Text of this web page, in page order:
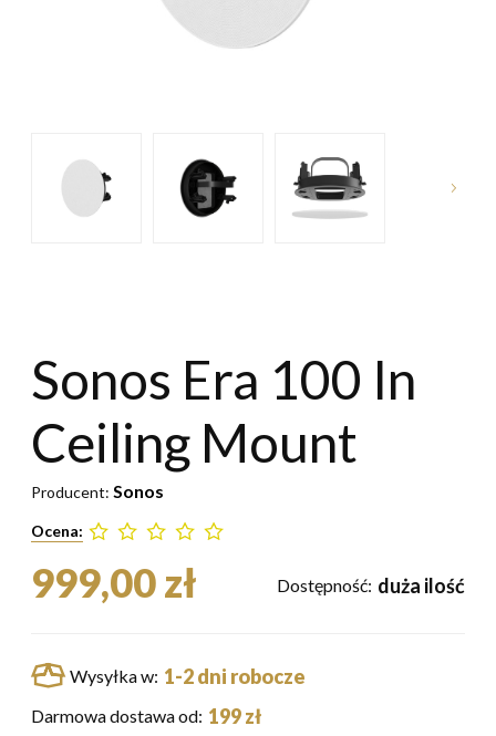
Sonos Era 100 In
Ceiling Mount
Producent: Sonos
Ocena:
999,00 zł Dostępność: duża ilość
Wysyłka w: 1-2 dni robocze
Darmowa dostawa od: 199 zł